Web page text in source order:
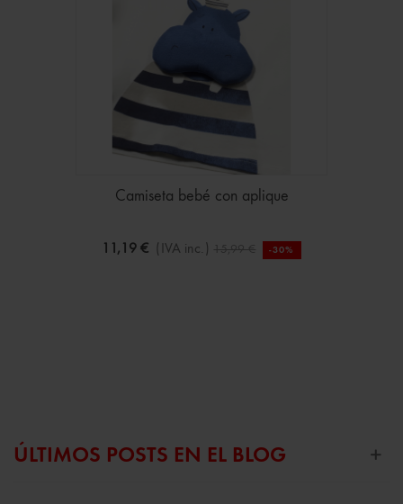
Camiseta bebé con aplique
11,19 € (IVA inc.) 15,99 € -30%
ÚLTIMOS POSTS EN EL BLOG